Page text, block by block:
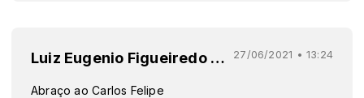
Luiz Eugenio Figueiredo Fiad 27/06/2021 • 13:24
Abraço ao Carlos Felipe